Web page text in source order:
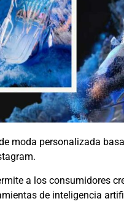
moda personalizada
a los consumidores
de inteligencia